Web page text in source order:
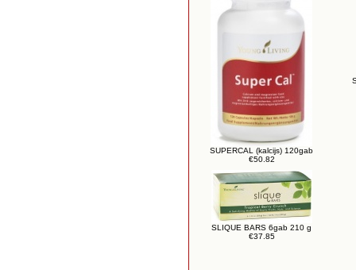
SUPERCAL (kalcijs) 120gab
€50.82
SLIQUE BARS 6gab 210 g
€37.85